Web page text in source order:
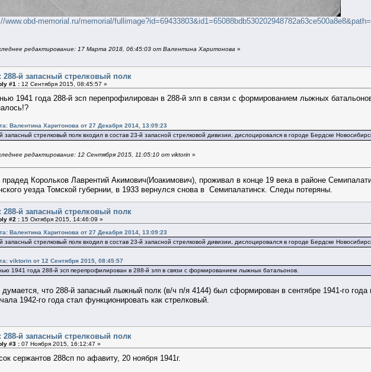
www.obd-memorial.ru/memorial/
редактирование: 17 Марта 2018, 06:45:03 от Валентина Харитонова »
288-й запасный стрелковый полк
#1 : 12 Сентября 2015, 08:45:57 »
1941 года 288-й зсп перепрофилирован в 288-й злп в связи с формированием лыжных
Валентина Харитонова от 27 Декабря 2014, 13:09:23
запасный стрелковый полк входил в состав 23-й запасной стрелковой дивизии, дислоцировался в городе Бердске
редактирование: 12 Сентября 2015, 11:05:10 от viktorin »
Корольков Лаврентий Акимович(Иоакимович), проживал в конце 19 века в районе
уезда Томской губернии, в 1933 вернулся снова в Семипалатинск. Следы потеряны.
288-й запасный стрелковый полк
#2 : 15 Октября 2015, 14:46:09 »
Валентина Харитонова от 27 Декабря 2014, 13:09:23
запасный стрелковый полк входил в состав 23-й запасной стрелковой дивизии, дислоцировался в городе Бердске
viktorin от 12 Сентября 2015, 08:45:57
1941 года 288-й зсп перепрофилирован в 288-й злп в связи с формированием лыжных батальонов.
что 288-й запасный лыжный полк (в/ч п/я 4144) был сформирован в сентябре 1941-го
1942-го года стал функционировать как стрелковый.
288-й запасный стрелковый полк
#3 : 07 Ноября 2015, 16:12:47 »
сержантов 288сп по афавиту, 20 ноября 1941г.